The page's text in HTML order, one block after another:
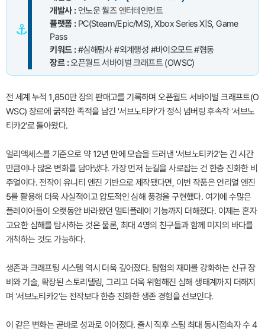
⚓
개발사 :언노운 월즈 엔터테인먼트
플랫폼 :PC(Steam/Epic/MS), Xbox Series X|S, Game
Pass
키워드 :#심해탐사 #외계행성 #바이오모드 #협동
장르 :오픈월드 서바이벌 크래프트 (OWSC)
전 세계 누적 1,850만 장의 판매고를 기록하며 오픈월드 서바이벌 크래프트(O
WSC) 장르에 굵직한 족적을 남긴 '서브노티카'가 정식 넘버링 후속작 '서브노
티카2'로 돌아왔다.
얼리액세스를 기준으로 약 12년 만에 모습을 드러낸 '서브노티카2'는 긴 시간
만큼이나 많은 변화를 담아냈다. 가장 먼저 눈길을 사로잡는 건 한층 진화한 비
주얼이다. 전작이 유니티 엔진 기반으로 제작됐다면, 이번 작품은 언리얼 엔진
5를 활용해 더욱 사실적이고 압도적인 심해 풍경을 구현했다. 여기에 수많은
플레이어들이 오랫동안 바라왔던 멀티플레이 기능까지 더해졌다. 이제는 혼자
고요한 심해를 탐사하는 것은 물론, 최대 4명의 친구들과 함께 미지의 바다를
개척하는 것도 가능하다.
생존과 크래프팅 시스템 역시 더욱 깊어졌다. 탐험의 재미를 강화하는 신규 장
비와 기술, 확장된 스토리텔링, 그리고 더욱 위험해진 심해 생태계까지 더해지
며 '서브노티카2'는 전작보다 한층 진화한 생존 경험을 선보인다.
이 같은 변화는 곧바로 성과로 이어졌다. 출시 직후 스팀 최대 동시접속자 수 4